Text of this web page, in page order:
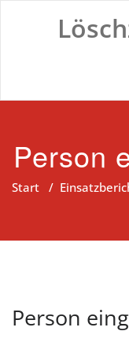
Person
Start /
Person